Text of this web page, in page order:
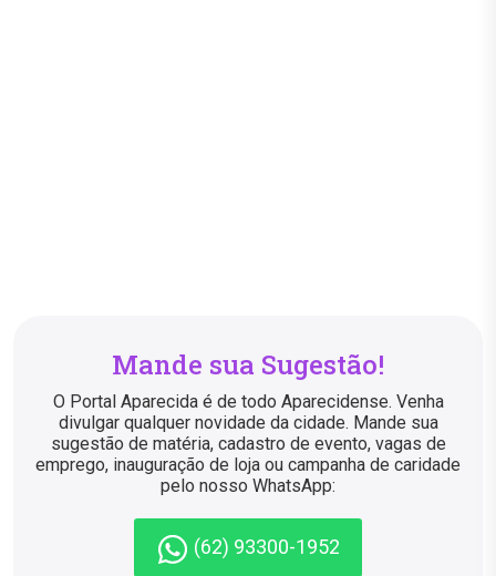
Mande sua Sugestão!
O Portal Aparecida é de todo Aparecidense. Venha
divulgar qualquer novidade da cidade. Mande sua
sugestão de matéria, cadastro de evento, vagas de
emprego, inauguração de loja ou campanha de caridade
pelo nosso WhatsApp:
(62) 93300-1952